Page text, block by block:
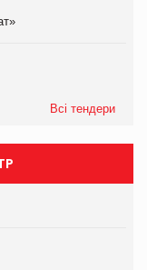
Всі тендери